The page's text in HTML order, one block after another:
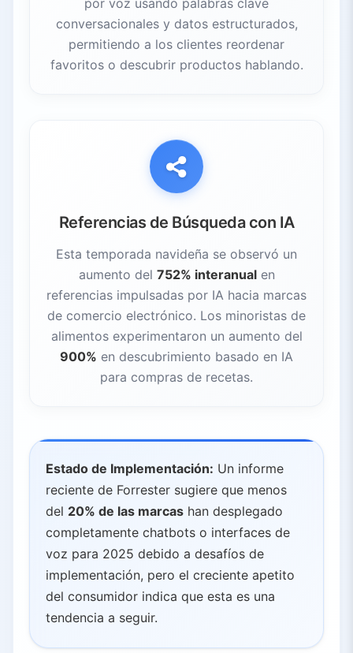
conversacionales y datos estructurados,
permitiendo a los clientes reordenar
favoritos o descubrir productos hablando.
Referencias de Búsqueda con IA
Esta temporada navideña se observó un
aumento del 752% interanualen
referencias impulsadas por IA hacia marcas
de comercio electrónico. Los minoristas de
alimentos experimentaron un aumento del
900% en descubrimiento basado en IA
para compras de recetas.
Estado de Implementación: Un informe
reciente de Forrester sugiere que menos
del 20% de las marcas han desplegado
completamente chatbots o interfaces de
voz para 2025 debido a desafíos de
implementación, pero el creciente apetito
del consumidor indica que esta es una
tendencia a seguir.